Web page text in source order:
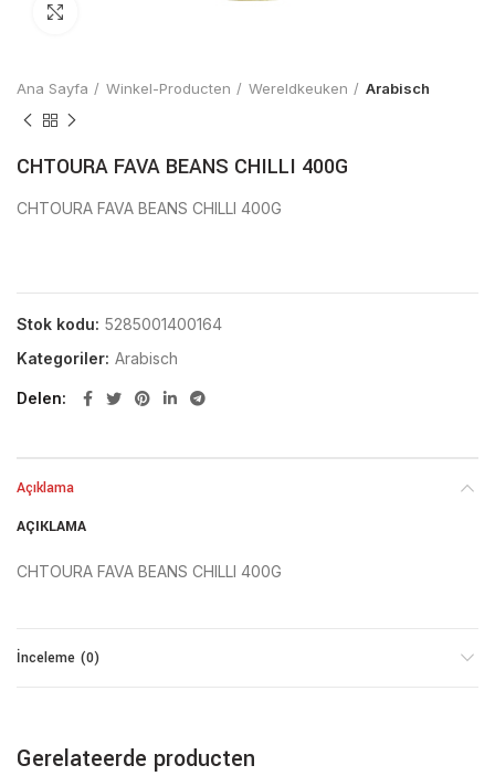
Ana Sayfa Winkel-Producten Wereldkeuken Arabisch
CHTOURA FAVA BEANS CHILLI 400G
CHTOURA FAVA BEANS CHILLI 400G
Stok kodu: 5285001400164
Kategoriler: Arabisch
Delen
Açıklama
AÇIKLAMA
CHTOURA FAVA BEANS CHILLI 400G
İnceleme (0)
Gerelateerde producten